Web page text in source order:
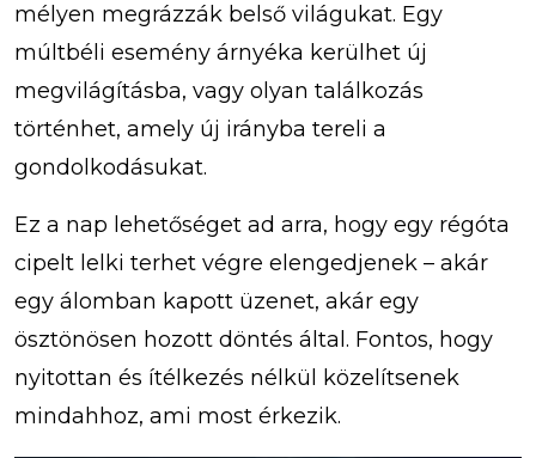
mélyen megrázzák belső világukat. Egy
múltbéli esemény árnyéka kerülhet új
megvilágításba, vagy olyan találkozás
történhet, amely új irányba tereli a
gondolkodásukat.
Ez a nap lehetőséget ad arra, hogy egy régóta
cipelt lelki terhet végre elengedjenek – akár
egy álomban kapott üzenet, akár egy
ösztönösen hozott döntés által. Fontos, hogy
nyitottan és ítélkezés nélkül közelítsenek
mindahhoz, ami most érkezik.